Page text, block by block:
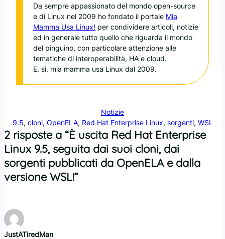
Da sempre appassionato del mondo open-source
e di Linux nel 2009 ho fondato il portale Mia
Mamma Usa Linux! per condividere articoli, notizie
ed in generale tutto quello che riguarda il mondo
del pinguino, con particolare attenzione alle
tematiche di interoperabilità, HA e cloud.
E, sì, mia mamma usa Linux dal 2009.
Notizie
9.5, cloni, OpenELA, Red Hat Enterprise Linux, sorgenti, WSL
2 risposte a “È uscita Red Hat Enterprise
Linux 9.5, seguita dai suoi cloni, dai
sorgenti pubblicati da OpenELA e dalla
versione WSL!”
JustATiredMan